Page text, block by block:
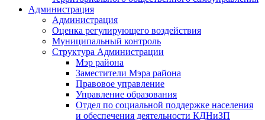
Администрация
Администрация
Оценка регулирующего воздействия
Муниципальный контроль
Структура Администрации
Мэр района
Заместители Мэра района
Правовое управление
Управление образования
Отдел по социальной поддержке населения
и обеспечения деятельности КДНиЗП